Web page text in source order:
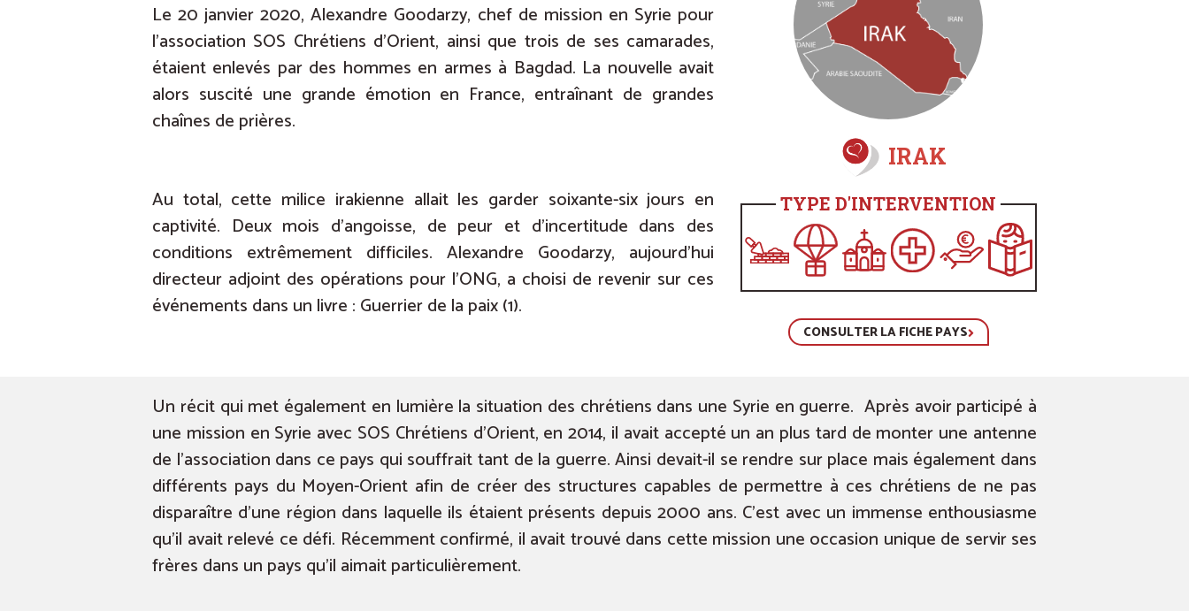
Le 20 janvier 2020, Alexandre Goodarzy, chef de mission en Syrie pour
l’association SOS Chrétiens d’Orient, ainsi que trois de ses camarades,
étaient enlevés par des hommes en armes à Bagdad. La nouvelle avait
alors suscité une grande émotion en France, entraînant de grandes
chaînes de prières.
Au total, cette milice irakienne allait les garder soixante-six jours en
captivité. Deux mois d’angoisse, de peur et d’incertitude dans des
conditions extrêmement difficiles. Alexandre Goodarzy, aujourd’hui
directeur adjoint des opérations pour l’ONG, a choisi de revenir sur ces
événements dans un livre : Guerrier de la paix (1).
IRAK
TYPE D'INTERVENTION
CONSULTER LA FICHE PAYS
Un récit qui met également en lumière la situation des chrétiens dans une Syrie en guerre. Après avoir participé à
une mission en Syrie avec SOS Chrétiens d’Orient, en 2014, il avait accepté un an plus tard de monter une antenne
de l’association dans ce pays qui souffrait tant de la guerre. Ainsi devait-il se rendre sur place mais également dans
différents pays du Moyen-Orient afin de créer des structures capables de permettre à ces chrétiens de ne pas
disparaître d’une région dans laquelle ils étaient présents depuis 2000 ans. C’est avec un immense enthousiasme
qu’il avait relevé ce défi. Récemment confirmé, il avait trouvé dans cette mission une occasion unique de servir ses
frères dans un pays qu’il aimait particulièrement.